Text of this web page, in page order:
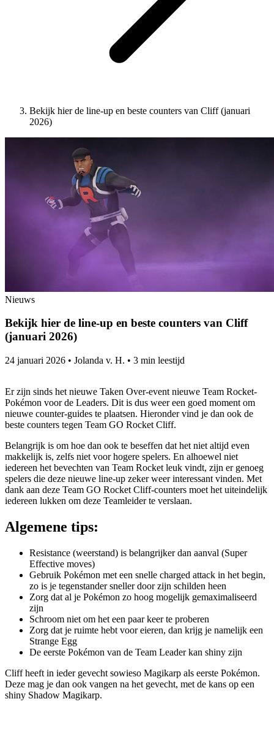
Bekijk hier de line-up en beste counters van Cliff (januari
2026)
Nieuws
Bekijk hier de line-up en beste counters van Cliff
(januari 2026)
24 januari 2026 • Jolanda v. H. • 3 min leestijd
Er zijn sinds het nieuwe Taken Over-event nieuwe Team Rocket-
Pokémon voor de Leaders. Dit is dus weer een goed moment om
nieuwe counter-guides te plaatsen. Hieronder vind je dan ook de
beste counters tegen Team GO Rocket Cliff.
Belangrijk is om hoe dan ook te beseffen dat het niet altijd even
makkelijk is, zelfs niet voor hogere spelers. En alhoewel niet
iedereen het bevechten van Team Rocket leuk vindt, zijn er genoeg
spelers die deze nieuwe line-up zeker weer interessant vinden. Met
dank aan deze Team GO Rocket Cliff-counters moet het uiteindelijk
iedereen lukken om deze Teamleider te verslaan.
Algemene tips:
Resistance (weerstand) is belangrijker dan aanval (Super
Effective moves)
Gebruik Pokémon met een snelle charged attack in het begin,
zo is je tegenstander sneller door zijn schilden heen
Zorg dat al je Pokémon zo hoog mogelijk gemaximaliseerd
zijn
Schroom niet om het een paar keer te proberen
Zorg dat je ruimte hebt voor eieren, dan krijg je namelijk een
Strange Egg
De eerste Pokémon van de Team Leader kan shiny zijn
Cliff heeft in ieder gevecht sowieso Magikarp als eerste Pokémon.
Deze mag je dan ook vangen na het gevecht, met de kans op een
shiny Shadow Magikarp.